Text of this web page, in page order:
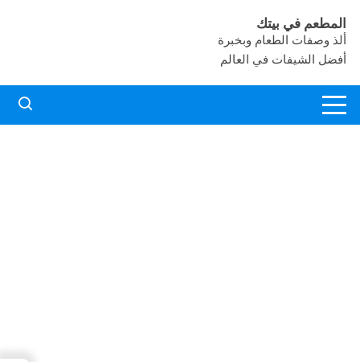
إلى
المحتوى
المطعم في بيتك
ألذ وصفات الطعام وبخبرة
أفضل الشيفات في العالم